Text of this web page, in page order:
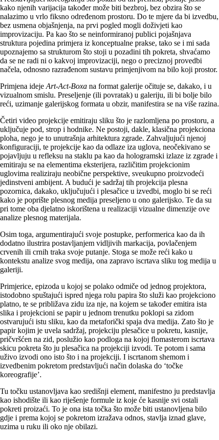
kako njenih varijacija također može biti bezbroj, bez obzira što se
nalazimo u vrlo fiksno određenom prostoru. Do te mjere da bi izvedbu,
bez usmena objašnjenja, na prvi pogled mogli doživjeti kao
improvizaciju. Pa kao što se neinformiranoj publici pojašnjava
struktura pojedina primjera iz konceptualne prakse, tako se i mi sada
upoznajemo sa strukturom što stoji u pozadini tih pokreta, shvaćamo
da se ne radi ni o kakvoj improvizaciji, nego o preciznoj provedbi
načela, odnosno razrađenom sustavu primjenjivom na bilo koji prostor.
Primjena ideje Art-Act-Boxa na format galerije očituje se, dakako, i u
vizualnom smislu. Preseljenje (ili povratak) u galeriju, ili bi bolje bilo
reći, uzimanje galerijskog formata u obzir, manifestira se na više razina.
Četiri video projekcije emitiraju sliku što je razlomljena po prostoru, a
uključuje pod, strop i hodnike. Ne postoji, dakle, klasična projekciona
ploha, nego je to unutrašnja arhitektura zgrade. Zahvaljujući njenoj
konfiguraciji, te projekcije kao da odlaze iza uglova, neočekivano se
pojavljuju u refleksu na staklu pa kao da hologramski izlaze iz zgrade i
emitiraju se na elementima eksterijera, različitim projekcionim
uglovima realiziraju neobične perspektive, sveukupno proizvodeći
jedinstveni ambijent. A budući je sadržaj tih projekcija plesna
pozornica, dakako, uključujući i plesačice u izvedbi, moglo bi se reći
kako je poprište plesnog medija preseljeno u ono galerijsko. Te da su
pri tome oba djelatno iskorištena u realizaciji vizualne dimenzije ove
analize plesnog materijala.
Osim toga, argumentirajući svoje postupke, performerica kao da ih
dodatno ilustrira postavljanjem vidljivih markacija, povlačenjem
crvenih ili crnih traka svoje putanje. Stoga se može reći kako u
kontekstu analize svog medija, ona zapravo iscrtava sliku tog medija u
galeriji.
Primjerice, epizoda u kojoj se polako odmiče od jednog projektora,
istodobno spuštajući ispred njega rolu papira što služi kao projekciono
platno, te se približava zidu iza nje, na kojem se također emitira ista
slika i projekcioni se papir u jednom trenutku poklopi sa zidom
ostvarujući istu sliku, kao da metaforički spaja dva medija. Zato što je
papir kojim je uvela sadržaj, projekciju plesačice u pokretu, kasnije,
pričvršćen na zid, poslužio kao podloga na kojoj flomasterom iscrtava
skicu pokreta što ju plesačica na projekciji izvodi. Te potom i sama
uživo izvodi ono isto što i na projekciji. I iscrtanom shemom i
izvedbenim pokretom predstavljući način dolaska do ‘točke
koreografije’.
Tu točku ustanovljava kao središnji element, manifestno ju predstavlja
kao ishodište ili kao riješenje formule iz koje će kasnije svi ostali
pokreti proizaći. To je ona ista točka što može biti ustanovljena bilo
gdje i prema kojoj se pokretom izražava odnos, stavlja iznad glave,
uzima u ruku ili oko nje obilazi.